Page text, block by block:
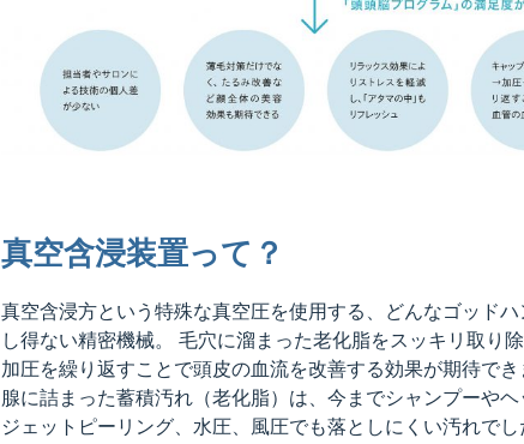
真空含浸装置って？
真空含浸方という特殊な真空圧を使用する、どんなゴッドハ
し得ない精密機械。 毛穴に溜まった老化脂をスッキリ取り除
加圧を繰り返すことで頭皮の血流を改善する効果が期待で
腺に詰まった蓄積汚れ（老化脂）は、今までシャンプーやヘ
ジェットピーリング、水圧、風圧でも落としにくい汚れでし